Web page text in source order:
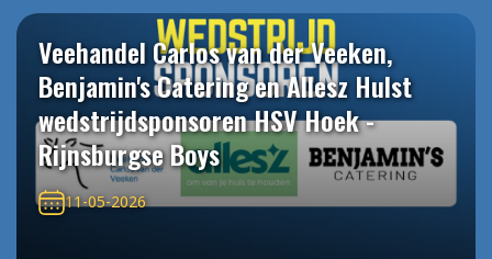
Veehandel Carlos van der Veeken,
Benjamin's Catering en Allesz Hulst
wedstrijdsponsoren HSV Hoek -
Rijnsburgse Boys
11-05-2026